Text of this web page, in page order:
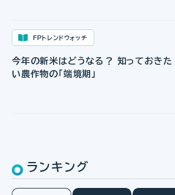
FPトレンドウォッチ
今年の新米はどうなる？ 知っておきた
い農作物の「端境期」
ランキング